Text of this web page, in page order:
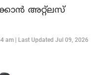
അറ്റ്‌ലസ്
am| Last Updated Jul 09, 2026